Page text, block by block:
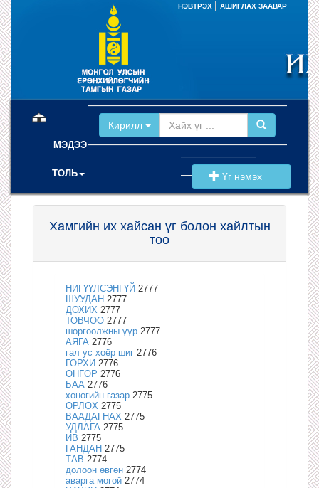
НЭВТРЭХ АШИГЛАХ ЗААВАР
МЭДЭЭ
ТОЛЬ
Кирилл
Үг нэмэх
Хамгийн их хайсан үг болон хайлтын
тоо
НИГҮҮЛСЭНГҮЙ 2777
ШУУДАН 2777
ДОХИХ 2777
ТОВЧОО 2777
шоргоолжны үүр 2777
АЯГА 2776
гал ус хоёр шиг 2776
ГОРХИ 2776
ӨНГӨР 2776
БАА 2776
хоногийн газар 2775
ӨРЛӨХ 2775
ВААДАГНАХ 2775
УДЛАГА 2775
ИВ 2775
ГАНДАН 2775
ТАВ 2774
долоон өвгөн 2774
аварга могой 2774